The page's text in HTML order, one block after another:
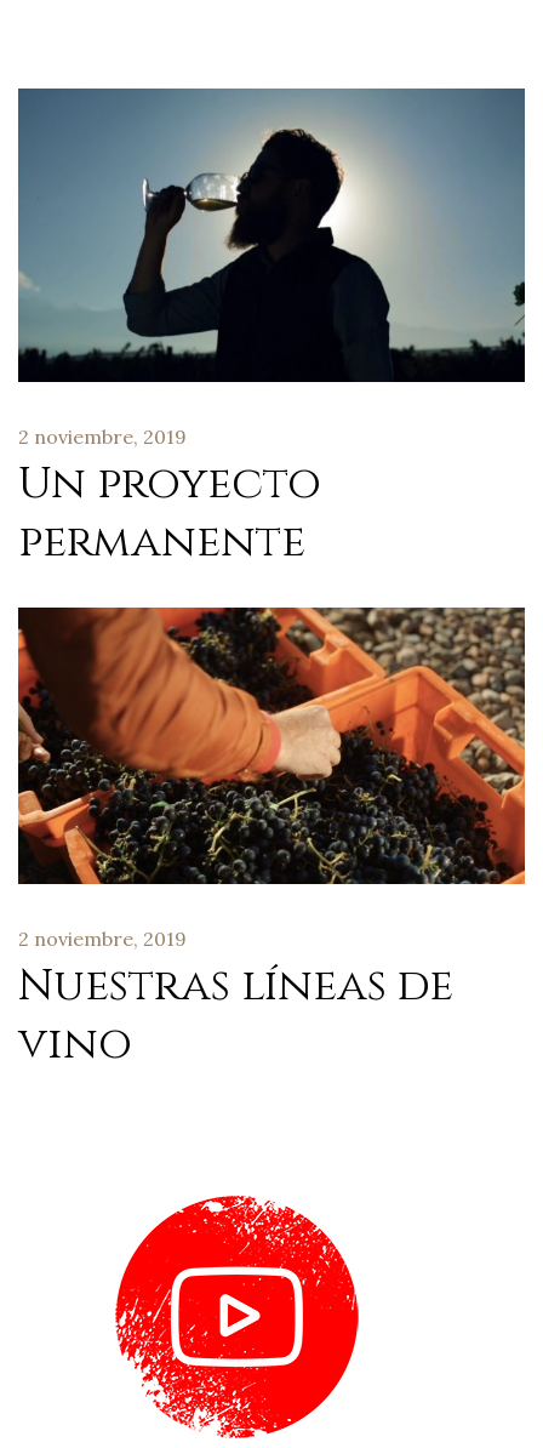
2 noviembre, 2019
Un proyecto
permanente
2 noviembre, 2019
Nuestras líneas de
vino